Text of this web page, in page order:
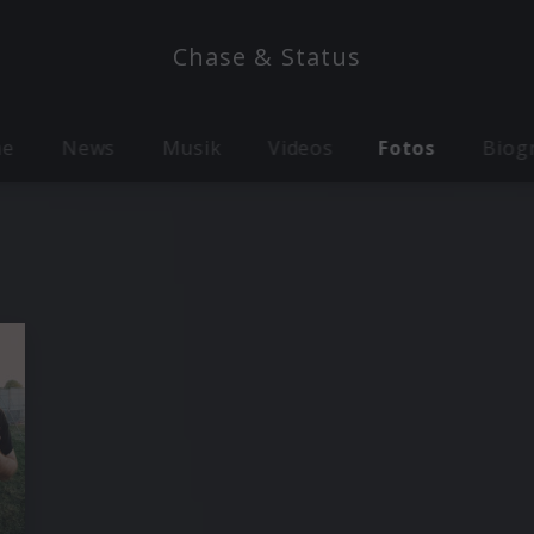
Chase & Status
News Musik Videos Fotos